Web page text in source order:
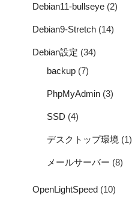
Debian11-bullseye (2)
Debian9-Stretch (14)
Debian設定 (34)
backup (7)
PhpMyAdmin (3)
SSD (4)
デスクトップ環境 (1)
メールサーバー (8)
OpenLightSpeed (10)